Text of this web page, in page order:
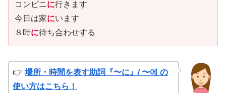
コンビニに行きます
今日は家にいます
８時に待ち合わせする
👉 場所・時間を表す助詞『〜に』/ 〜에 の
使い方はこちら！